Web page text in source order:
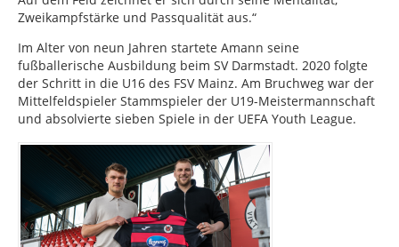
Zweikampfstärke und Passqualität aus.“
Im Alter von neun Jahren startete Amann seine
fußballerische Ausbildung beim SV Darmstadt. 2020 folgte
der Schritt in die U16 des FSV Mainz. Am Bruchweg war der
Mittelfeldspieler Stammspieler der U19-Meistermannschaft
und absolvierte sieben Spiele in der UEFA Youth League.